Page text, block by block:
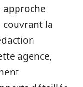
approche
couvrant la
agence,